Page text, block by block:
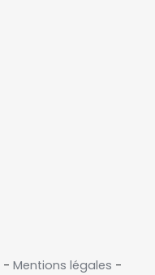
- Mentions légales -